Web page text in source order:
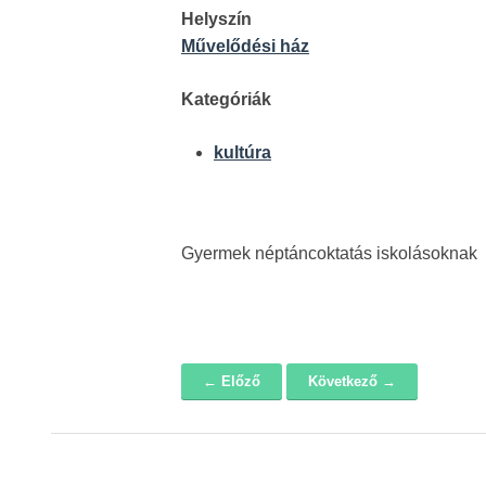
Helyszín
Művelődési ház
Kategóriák
kultúra
Gyermek néptáncoktatás iskolásoknak
← Előző Következő →